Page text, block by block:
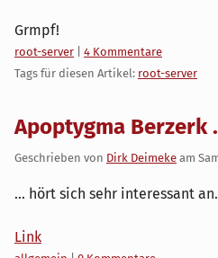
Grmpf!
Kategorien:
root-server
4 Kommentare
Tags für diesen Artikel: root-server
Apoptygma Berzerk
Geschrieben von Dirk Deimeke am
... hört sich sehr interessant an.
Link